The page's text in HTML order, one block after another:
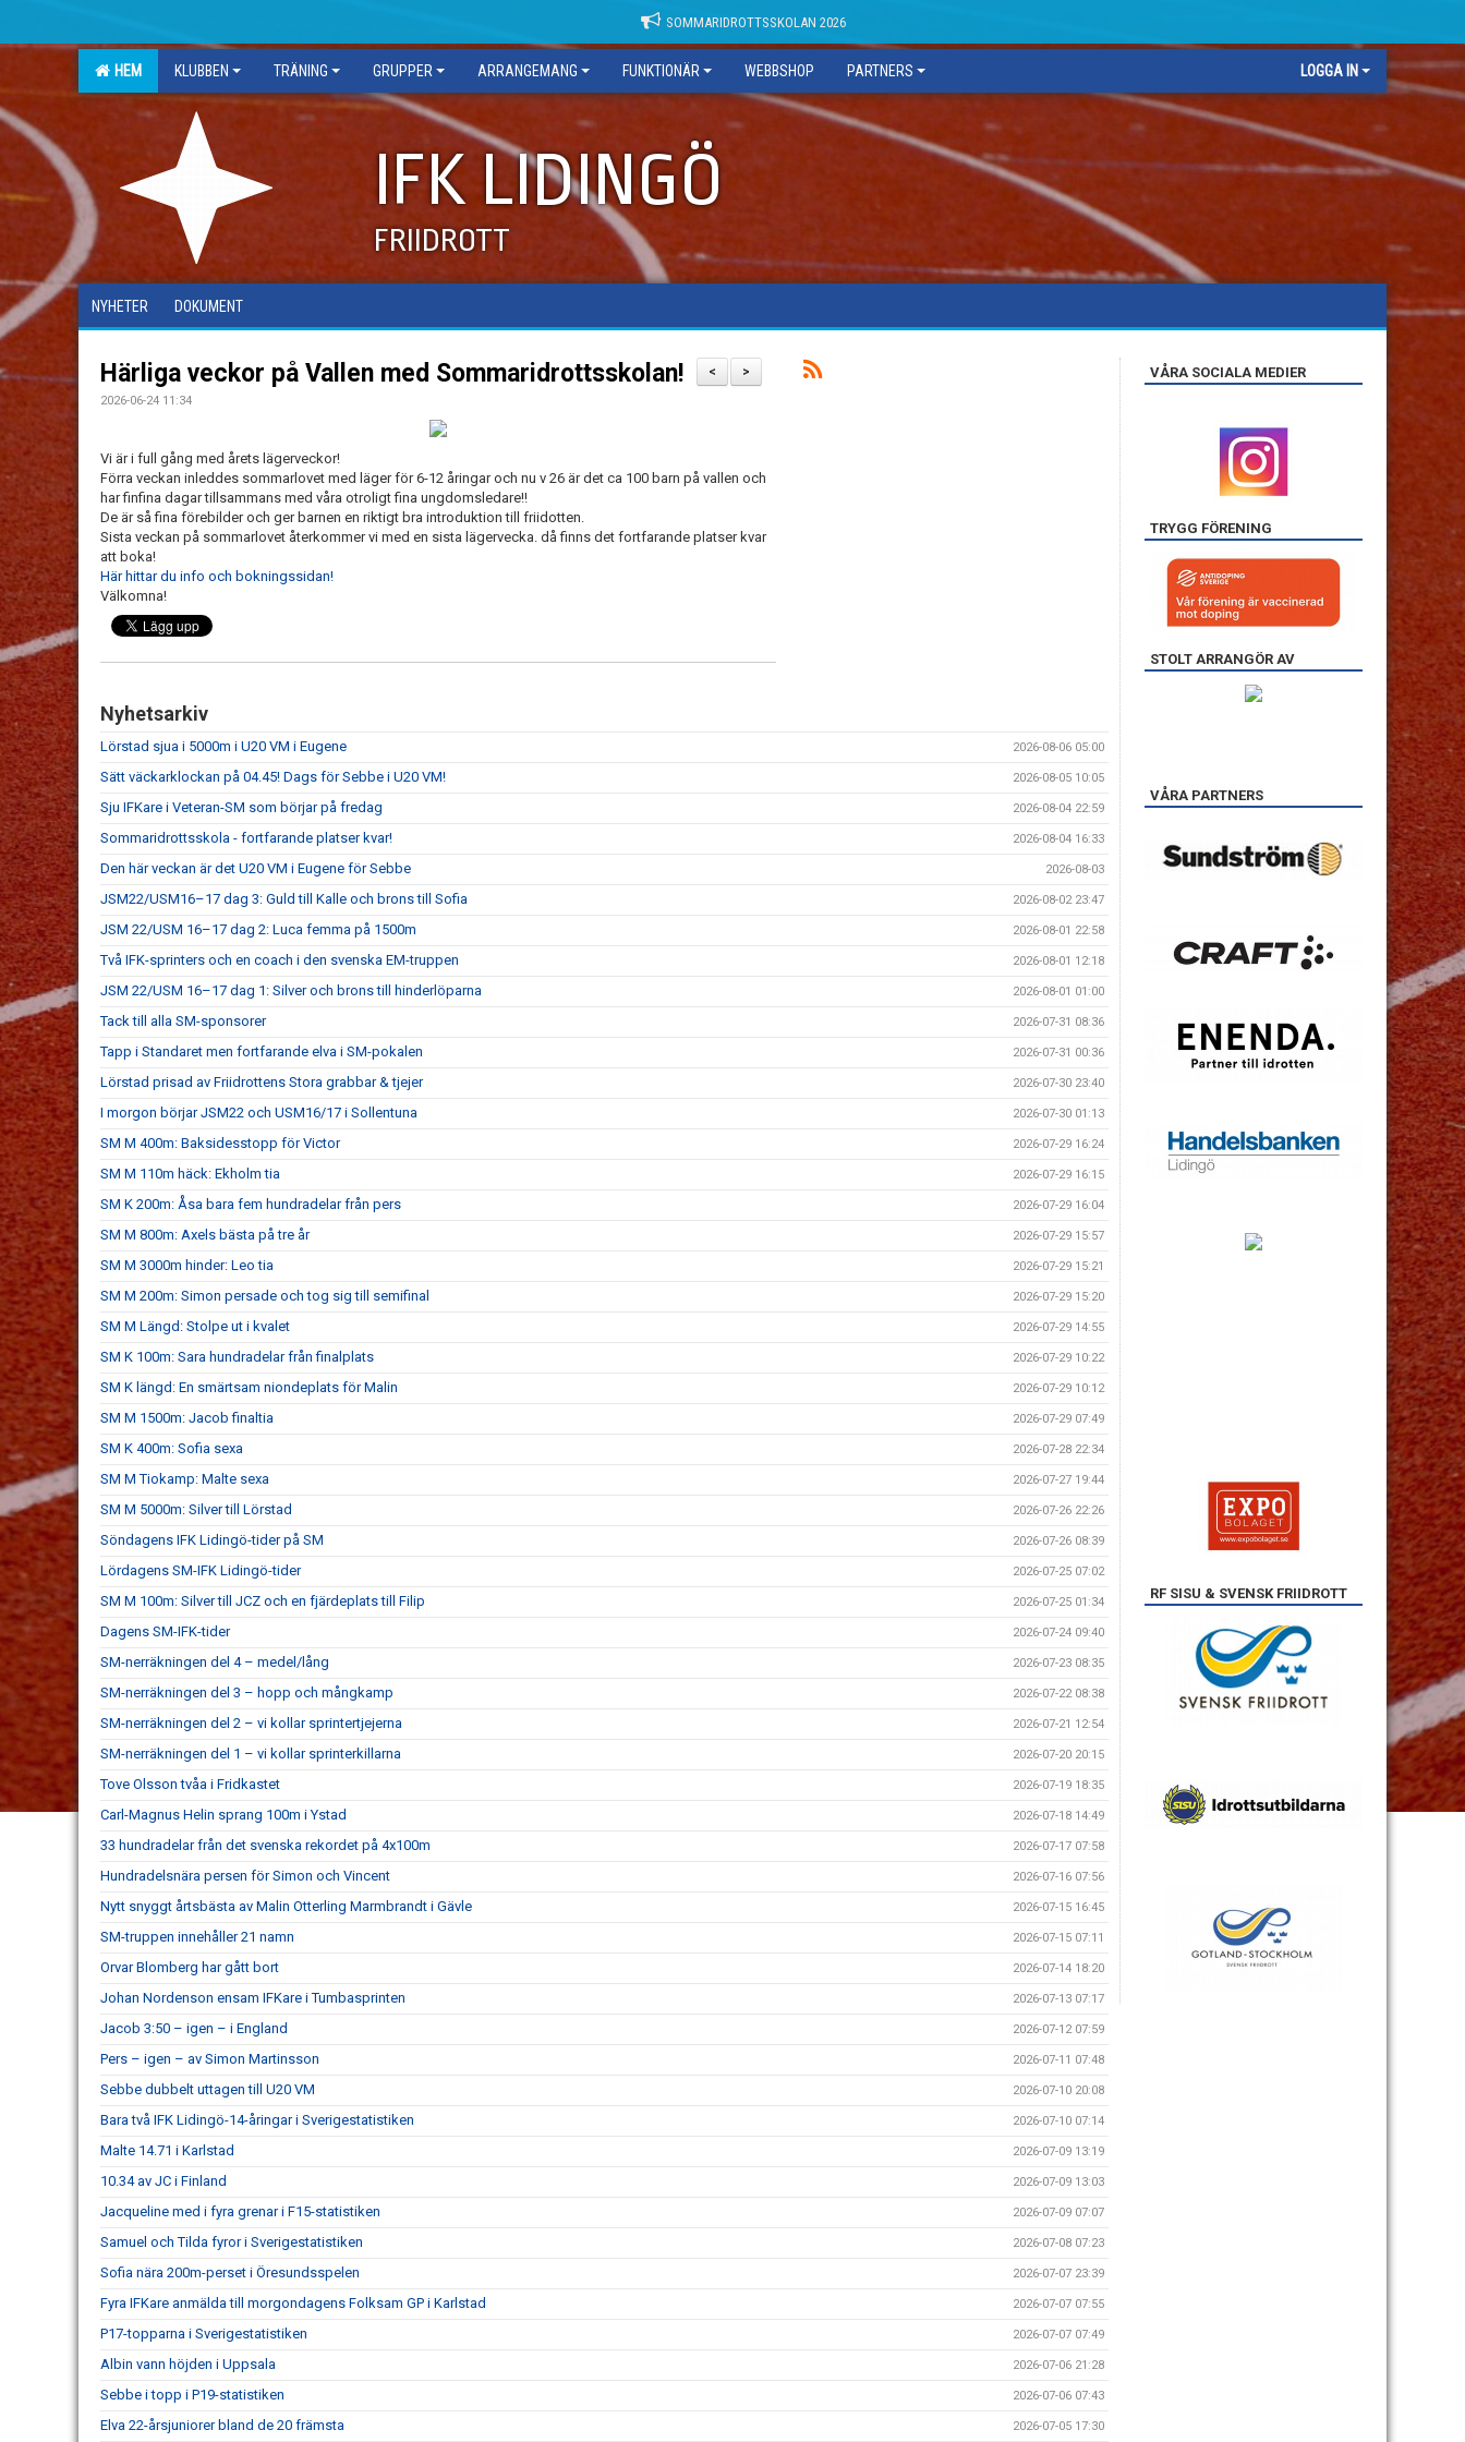
SOMMARIDROTTSSKOLAN 2026
HEM KLUBBEN TRÄNING GRUPPER ARRANGEMANG FUNKTIONÄR WEBBSHOP PARTNERS LOGGA IN
IFK LIDINGÖ
FRIIDROTT
NYHETER DOKUMENT
>
<
Härliga veckor på Vallen med Sommaridrottsskolan!
2026-06-24 11:34
Vi är i full gång med årets lägerveckor!
Förra veckan inleddes sommarlovet med läger för 6-12 åringar och nu v 26 är det ca 100 barn på vallen och
har finfina dagar tillsammans med våra otroligt fina ungdomsledare!!
De är så fina förebilder och ger barnen en riktigt bra introduktion till friidotten.
Sista veckan på sommarlovet återkommer vi med en sista lägervecka. då finns det fortfarande platser kvar
att boka!
Här hittar du info och bokningssidan!
Välkomna!
Nyhetsarkiv
Lörstad sjua i 5000m i U20 VM i Eugene 2026-08-06 05:00
Sätt väckarklockan på 04.45! Dags för Sebbe i U20 VM! 2026-08-05 10:05
Sju IFKare i Veteran-SM som börjar på fredag 2026-08-04 22:59
Sommaridrottsskola - fortfarande platser kvar! 2026-08-04 16:33
Den här veckan är det U20 VM i Eugene för Sebbe 2026-08-03
JSM22/USM16–17 dag 3: Guld till Kalle och brons till Sofia 2026-08-02 23:47
JSM 22/USM 16–17 dag 2: Luca femma på 1500m 2026-08-01 22:58
Två IFK-sprinters och en coach i den svenska EM-truppen 2026-08-01 12:18
JSM 22/USM 16–17 dag 1: Silver och brons till hinderlöparna 2026-08-01 01:00
Tack till alla SM-sponsorer 2026-07-31 08:36
Tapp i Standaret men fortfarande elva i SM-pokalen 2026-07-31 00:36
Lörstad prisad av Friidrottens Stora grabbar & tjejer 2026-07-30 23:40
I morgon börjar JSM22 och USM16/17 i Sollentuna 2026-07-30 01:13
SM M 400m: Baksidesstopp för Victor 2026-07-29 16:24
SM M 110m häck: Ekholm tia 2026-07-29 16:15
SM K 200m: Åsa bara fem hundradelar från pers 2026-07-29 16:04
SM M 800m: Axels bästa på tre år 2026-07-29 15:57
SM M 3000m hinder: Leo tia 2026-07-29 15:21
SM M 200m: Simon persade och tog sig till semifinal 2026-07-29 15:20
SM M Längd: Stolpe ut i kvalet 2026-07-29 14:55
SM K 100m: Sara hundradelar från finalplats 2026-07-29 10:22
SM K längd: En smärtsam niondeplats för Malin 2026-07-29 10:12
SM M 1500m: Jacob finaltia 2026-07-29 07:49
SM K 400m: Sofia sexa 2026-07-28 22:34
SM M Tiokamp: Malte sexa 2026-07-27 19:44
SM M 5000m: Silver till Lörstad 2026-07-26 22:26
Söndagens IFK Lidingö-tider på SM 2026-07-26 08:39
Lördagens SM-IFK Lidingö-tider 2026-07-25 07:02
SM M 100m: Silver till JCZ och en fjärdeplats till Filip 2026-07-25 01:34
Dagens SM-IFK-tider 2026-07-24 09:40
SM-nerräkningen del 4 – medel/lång 2026-07-23 08:35
SM-nerräkningen del 3 – hopp och mångkamp 2026-07-22 08:38
SM-nerräkningen del 2 – vi kollar sprintertjejerna 2026-07-21 12:54
SM-nerräkningen del 1 – vi kollar sprinterkillarna 2026-07-20 20:15
Tove Olsson tvåa i Fridkastet 2026-07-19 18:35
Carl-Magnus Helin sprang 100m i Ystad 2026-07-18 14:49
33 hundradelar från det svenska rekordet på 4x100m 2026-07-17 07:58
Hundradelsnära persen för Simon och Vincent 2026-07-16 07:56
Nytt snyggt årtsbästa av Malin Otterling Marmbrandt i Gävle 2026-07-15 16:45
SM-truppen innehåller 21 namn 2026-07-15 07:11
Orvar Blomberg har gått bort 2026-07-14 18:20
Johan Nordenson ensam IFKare i Tumbasprinten 2026-07-13 07:17
Jacob 3:50 – igen – i England 2026-07-12 07:59
Pers – igen – av Simon Martinsson 2026-07-11 07:48
Sebbe dubbelt uttagen till U20 VM 2026-07-10 20:08
Bara två IFK Lidingö-14-åringar i Sverigestatistiken 2026-07-10 07:14
Malte 14.71 i Karlstad 2026-07-09 13:19
10.34 av JC i Finland 2026-07-09 13:03
Jacqueline med i fyra grenar i F15-statistiken 2026-07-09 07:07
Samuel och Tilda fyror i Sverigestatistiken 2026-07-08 07:23
Sofia nära 200m-perset i Öresundsspelen 2026-07-07 23:39
Fyra IFKare anmälda till morgondagens Folksam GP i Karlstad 2026-07-07 07:55
P17-topparna i Sverigestatistiken 2026-07-07 07:49
Albin vann höjden i Uppsala 2026-07-06 21:28
Sebbe i topp i P19-statistiken 2026-07-06 07:43
Elva 22-årsjuniorer bland de 20 främsta 2026-07-05 17:30
VÅRA SOCIALA MEDIER
TRYGG FÖRENING
STOLT ARRANGÖR AV
VÅRA PARTNERS
RF SISU & SVENSK FRIIDROTT